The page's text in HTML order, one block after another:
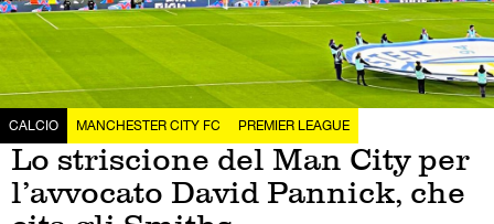
CALCIO MANCHESTER CITY FC PREMIER LEAGUE
Lo striscione del Man City per
l’avvocato David Pannick, che